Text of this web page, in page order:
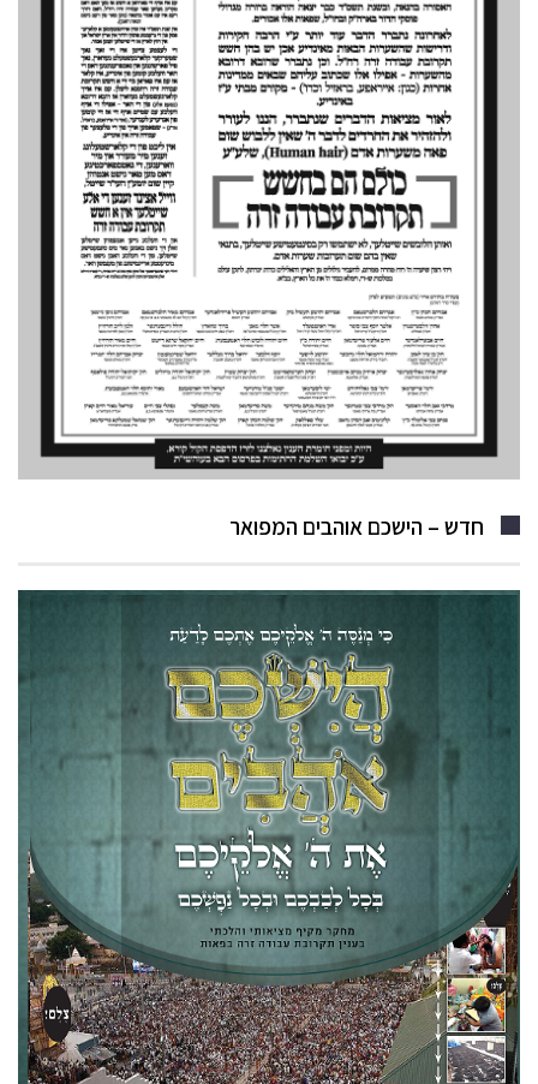
חדש – הישכם אוהבים המפואר